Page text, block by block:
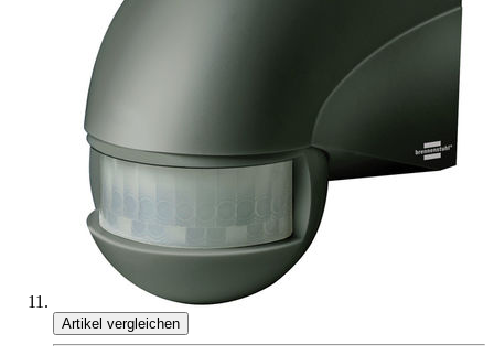
Artikel vergleichen